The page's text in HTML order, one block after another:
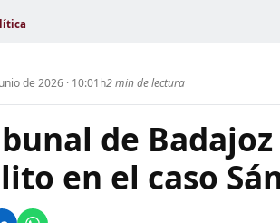
de 2026 · 10:01h2 min de lectura
de
en el caso